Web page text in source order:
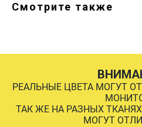
Смотрите также
РЕАЛЬНЫЕ ЦВЕТА МОГУТ
ТАК ЖЕ НА РАЗНЫХ
МОГУТ